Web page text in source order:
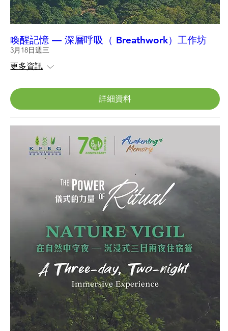
喚醒記憶 — 深層呼吸（ Breathwork）工作坊
3月18日週三
更多資訊
詳細資料